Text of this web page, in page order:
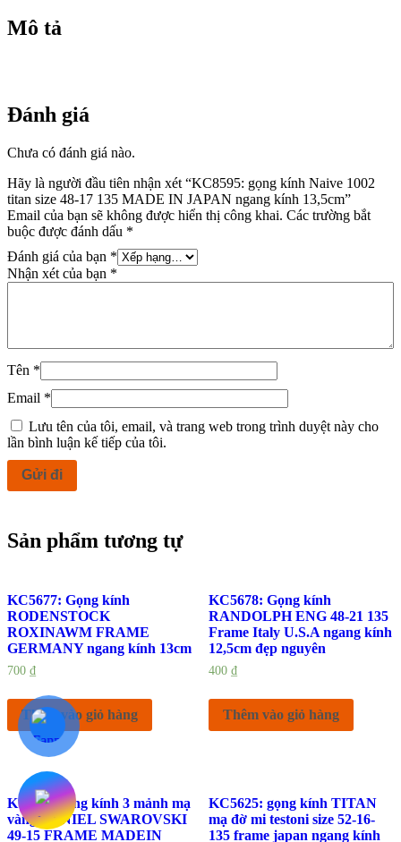
JAPAN
ngang
Mô tả
Đánh giá
Chưa có đánh giá nào.
Hãy là người đầu tiên nhận xét “KC8595: gọng kính Naive 1002
titan size 48-17 135 MADE IN JAPAN ngang kính 13,5cm”
Email của bạn sẽ không được hiển thị công khai. Các trường bắt
buộc được đánh dấu *
Đánh giá của bạn *
Nhận xét của bạn *
Tên *
Email *
Lưu tên của tôi, email, và trang web trong trình duyệt này cho
lần bình luận kế tiếp của tôi.
Sản phẩm tương tự
KC5677: Gọng kính
RODENSTOCK
ROXINAWM FRAME
GERMANY ngang kính 13cm
700 ₫
Thêm vào giỏ hàng
KC5678: Gọng kính
RANDOLPH ENG 48-21 135
Frame Italy U.S.A ngang kính
12,5cm đẹp nguyên
400 ₫
Thêm vào giỏ hàng
KC634: gọng kính 3 mảnh mạ
vàng DENIEL SWAROVSKI
49-15 FRAME MADEIN
KC5625: gọng kính TITAN
mạ đờ mi testoni size 52-16-
135 frame japan ngang kính